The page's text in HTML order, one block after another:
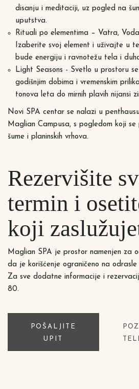
disanju i meditaciji, uz pogled na
uputstva.
Rituali po elementima – Vatra,
Izaberite svoj element i uživajte u
bude energiju i ravnotežu tela i
Light Seasons - Svetlo u prostoru
godišnjim dobima i vremenskim
tonova leta do mirnih plavih nijansi
Novi SPA centar se nalazi u
Maglian Campusa, s pogledom koji
šume i planinskih vrhova.
Rezervišite
termin i
koji
Maglian SPA je prostor namenjen za
da je korišćenje ograničeno na odrasle
Za sve dodatne informacije i
80.
POŠALJITE
UPIT